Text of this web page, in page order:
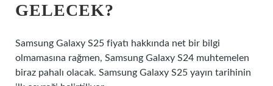
GELECEK?
Samsung Galaxy S25 fiyatı hakkında net bir bilgi
olmamasına rağmen, Samsung Galaxy S24 muhtemelen
biraz pahalı olacak. Samsung Galaxy S25 yayın tarihinin